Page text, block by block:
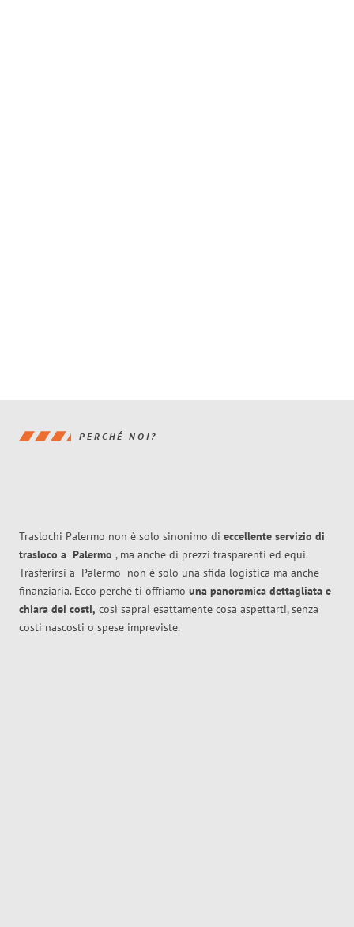
PERCHÉ NOI?
Traslochi Palermo non è solo sinonimo di eccellente servizio di
trasloco a Palermo , ma anche di prezzi trasparenti ed equi.
Trasferirsi a Palermo non è solo una sfida logistica ma anche
finanziaria. Ecco perché ti offriamo una panoramica dettagliata e
chiara dei costi, così saprai esattamente cosa aspettarti, senza
costi nascosti o spese impreviste.